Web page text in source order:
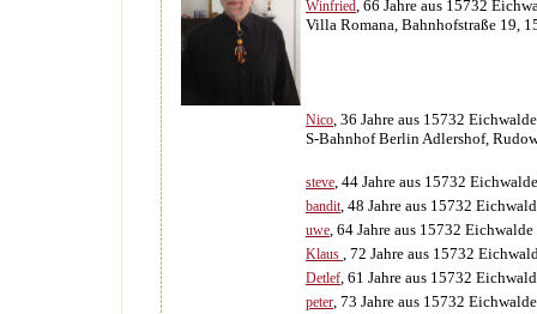
Winfried, 66 Jahre aus 15732
Villa Romana, Bahnhofstraße 19,
Nico, 36 Jahre aus 15732 Eichwalde
S-Bahnhof Berlin Adlershof,
steve, 44 Jahre aus 15732 Eichwalde
bandit, 48 Jahre aus 15732
uwe, 64 Jahre aus 15732 Eichwalde
Klaus , 72 Jahre aus 15732
Detlef, 61 Jahre aus 15732
peter, 73 Jahre aus 15732 Eichwalde